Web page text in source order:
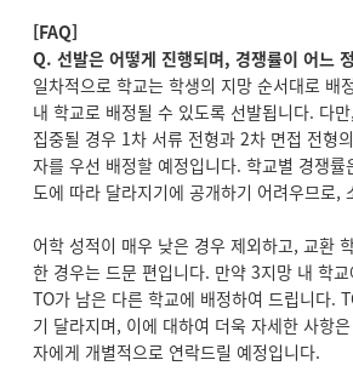
[FAQ]
Q. 선발은 어떻게 진행되며, 경쟁률이 어느
일차적으로 학교는 학생의 지망 순서대로 배
내 학교로 배정될 수 있도록 선발됩니다. 다
집중될 경우 1차 서류 전형과 2차 면접 전형
자를 우선 배정할 예정입니다. 학교별 경쟁률
도에 따라 달라지기에 공개하기 어려우므로,
어학 성적이 매우 낮은 경우 제외하고, 교환
한 경우는 드문 편입니다. 만약 3지망 내 학
TO가 남은 다른 학교에 배정하여 드립니다.
기 달라지며, 이에 대하여 더욱 자세한 사항
자에게 개별적으로 연락드릴 예정입니다.